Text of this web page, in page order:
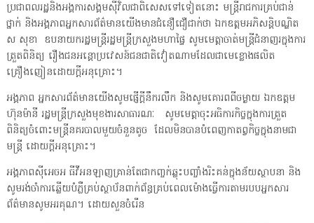
ប្រជាពលរដ្ឋនិងអង្គការសង្គមស៊ីវិលជាពិសេសទៅទៀតនោះ មន្ត្រីរាជការគ្រប់ជាន់
ថ្នាក់ និងអង្គភាពអ្នកសារព័ត៌មានយើងមានជំនឿជឿជាក់ថា ឯកឧត្តមអភិសន្តិបណ្ឌិត
ស សុខា ឧបនាយករដ្ឋមន្ត្រីរដ្ឋមន្ត្រីក្រសួងមហាផ្ទៃ សូមមេត្តាចាត់មន្ត្រីជំនាញរក្នុងការ
ត្រួតពិនិត្យ រឿងជនអន្តោប្រវេសន៍ជនជាតិវៀតណាមដែលជាមេខ្លោងផលិត
គ្រឿងញៀនដោយក្តីអនុគ្រោះ។
អង្គភាព អ្នកសារព័ត៌មានយើងសូមផ្ញើក្តីនឹករលឹក និងសូមគោរពពីចម្ងាយ ឯកឧត្តម
ហ៊ុនម៉ានី រដ្ឋមន្ត្រីក្រសួងមុខងារសាធារណៈ សូមមេត្តាចុះអធិការកិច្ចក្នុងការត្រួត
ពិនិត្យចំពោះមន្ត្រីនគរបាលមួយចំនួនតូច ដែលមិនបានបំពេញកាតព្វកិច្ចក្នុងនាមជា
មន្ត្រី ដោយក្តីអនុគ្រោះ។
អង្គភាពស៊ីអេចអ ធីវីអនឡាញគ្រាន់តែជាកញ្ចក់ឆ្លុះបញ្ចាំងរិះគន់ក្នុងន័យស្ថាបនា និង
សូមរង់ចាំការឆ្លើយបំភ្លឺគ្រប់ស្ថាប័នពាក់ព័ន្ធគ្រប់ពេលម៉ោងធ្វើការតាមរបបអ្នកសារ
ព័ត៌មានសូមអរគុណ។ ដោយសួនចំរើន